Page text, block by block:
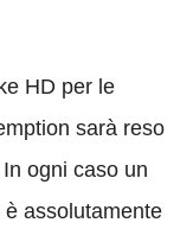
HD per le
sarà reso
ogni caso un
assolutamente